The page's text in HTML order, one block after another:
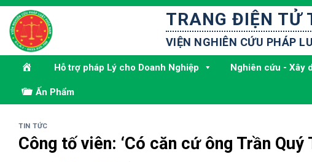
Bỏ
qua
nội
dung
TRANG ĐIỆN TỬ
VIỆN NGHIÊN CỨU PHÁP
Hỗ trợ pháp Lý cho Doanh Nghiệp Nghiên cứu - Xây
Ấn Phẩm
TIN TỨC
Công tố viên: ‘Có căn cứ ông Trần